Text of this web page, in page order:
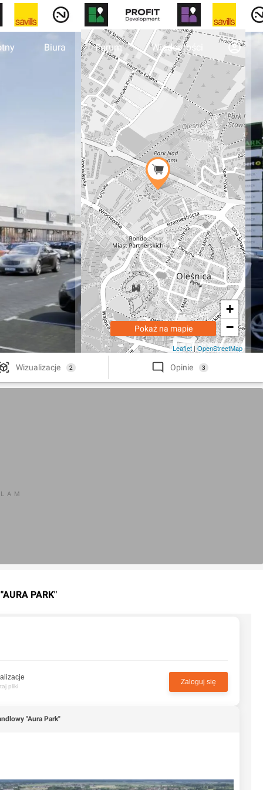
Biura Forum Wiadomości
+
−
Leaflet| OpenStreetMap
Pokaż na mapie
Wizualizacje 2 Opinie 3
PARK"
pliki
Zaloguj się
"Aura Park"